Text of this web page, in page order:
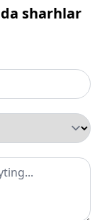
sharhlar